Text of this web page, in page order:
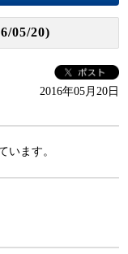
策 5ヶ条
05/20)
2016年05月20日
います。